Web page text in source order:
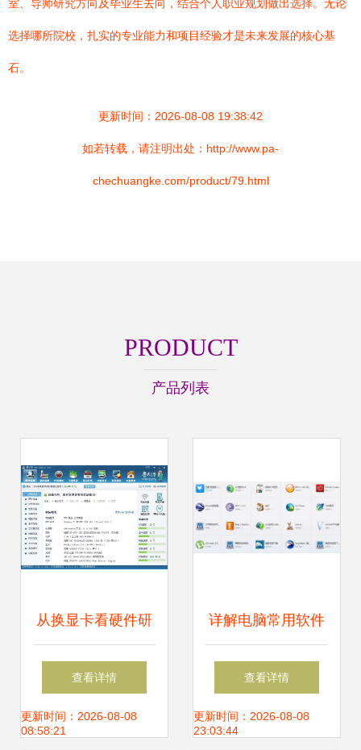
室、导师研究方向及毕业生去向，结合个人职业规划做出选择。无论
选择哪所院校，扎实的专业能力和项目经验才是未来发展的核心基
石。
更新时间：2026-08-08 19:38:42
如若转载，请注明出处：http://www.pa-
chechuangke.com/product/79.html
PRODUCT
产品列表
从换显卡看硬件研
发 技术挑战与创新
思考
查看详情
更新时间：2026-08-08
08:58:21
详解电脑常用软件
有哪些
查看详情
更新时间：2026-08-08
23:03:44